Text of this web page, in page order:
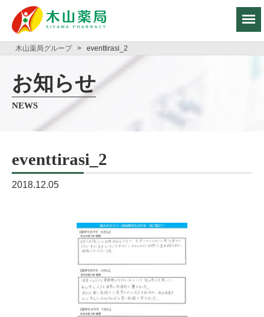
木山薬局グループ > eventtirasi_2
お知らせ
NEWS
eventtirasi_2
2018.12.05